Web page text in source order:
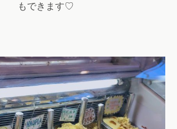
もできます♡